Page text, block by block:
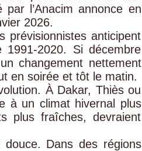
l’Anacim annonce en
2026.
prévisionnistes anticipent
2020. Si décembre
changement nettement
en soirée et tôt le matin.
À Dakar, Thiès ou
à un climat hivernal plus
plus fraîches, devraient
Dans des régions